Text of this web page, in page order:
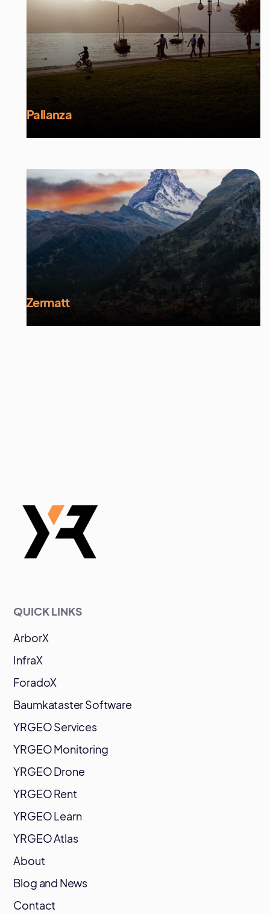
Pallanza
Zermatt
QUICK LINKS
ArborX
InfraX
ForadoX
Baumkataster Software
YRGEO Services
YRGEO Monitoring
YRGEO Drone
YRGEO Rent
YRGEO Learn
YRGEO Atlas
About
Blog and News
Contact